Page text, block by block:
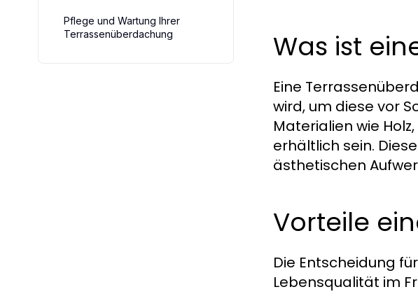
Pflege und Wartung Ihrer
Terrassenüberdachung
Was ist
Eine
wird, um diese vor
Materialien wie
erhältlich sein.
ästhetischen
Vorteile
Die Entscheidung
Lebensqualität im